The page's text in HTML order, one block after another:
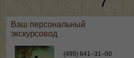
Ваш персональный
экскурсовод
(495) 641–31–00